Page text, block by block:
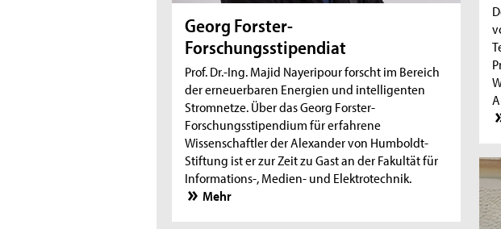
Georg Forster-
Forschungsstipendiat
Prof. Dr.-Ing. Majid Nayeripour forscht im Bereich
der erneuerbaren Energien und intelligenten
Stromnetze. Über das Georg Forster-
Forschungsstipendium für erfahrene
Wissenschaftler der Alexander von Humboldt-
Stiftung ist er zur Zeit zu Gast an der Fakultät für
Informations-, Medien- und Elektrotechnik.
Mehr